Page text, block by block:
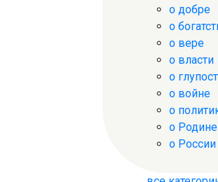
о добре
о
о вере
о власти
о
о войне
о
о Родине
о России